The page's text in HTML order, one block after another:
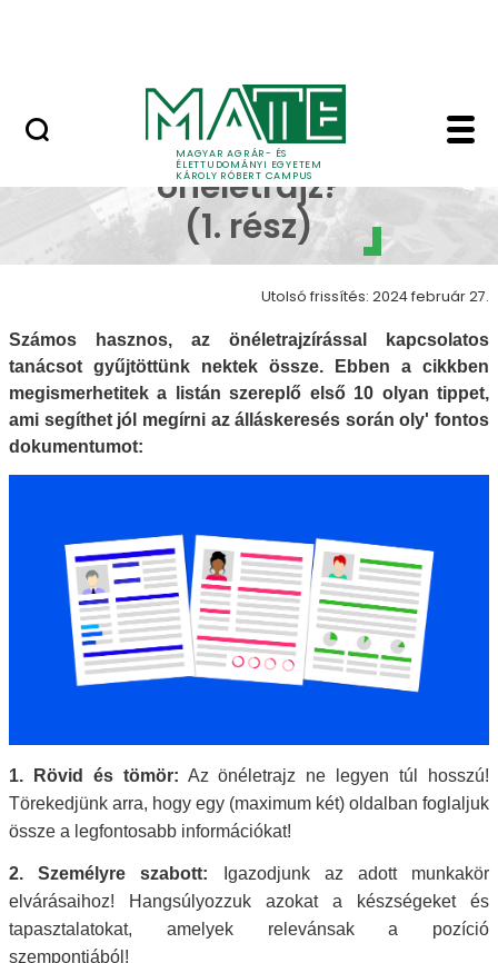
MAGYAR AGRÁR- ÉS
ÉLETTUDOMÁNYI EGYETEM
KÁROLY RÓBERT CAMPUS
Milyen a jóMilyen a jó
önéletrajz?
(1. rész)
Utolsó frissítés: 2024 február 27.
Számos hasznos, az önéletrajzírással kapcsolatos
tanácsot gyűjtöttünk nektek össze. Ebben a cikkben
megismerhetitek a listán szereplő első 10 olyan tippet,
ami segíthet jól megírni az álláskeresés során oly' fontos
dokumentumot:
1. Rövid és tömör: Az önéletrajz ne legyen túl hosszú!
Törekedjünk arra, hogy egy (maximum két) oldalban foglaljuk
össze a legfontosabb információkat!
2. Személyre szabott: Igazodjunk az adott munkakör
elvárásaihoz! Hangsúlyozzuk azokat a készségeket és
tapasztalatokat, amelyek relevánsak a pozíció
szempontjából!